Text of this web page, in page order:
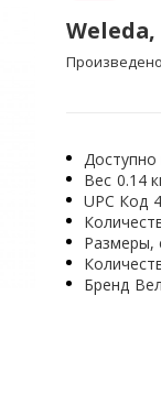
Произведено
Доступно
Вес 0.14
UPC Код
Размеры,
Бренд